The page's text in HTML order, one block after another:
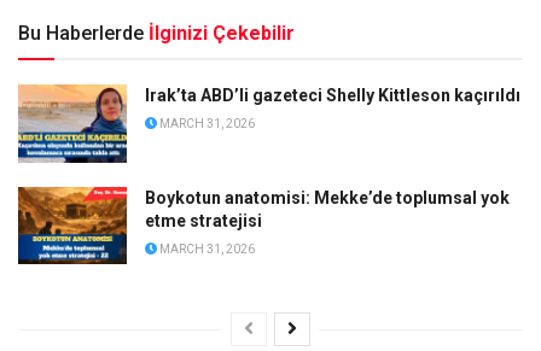
Bu Haberlerde İlginizi Çekebilir
Irak’ta ABD’li gazeteci Shelly Kittleson kaçırıldı
MARCH 31, 2026
Boykotun anatomisi: Mekke’de toplumsal yok
etme stratejisi
MARCH 31, 2026